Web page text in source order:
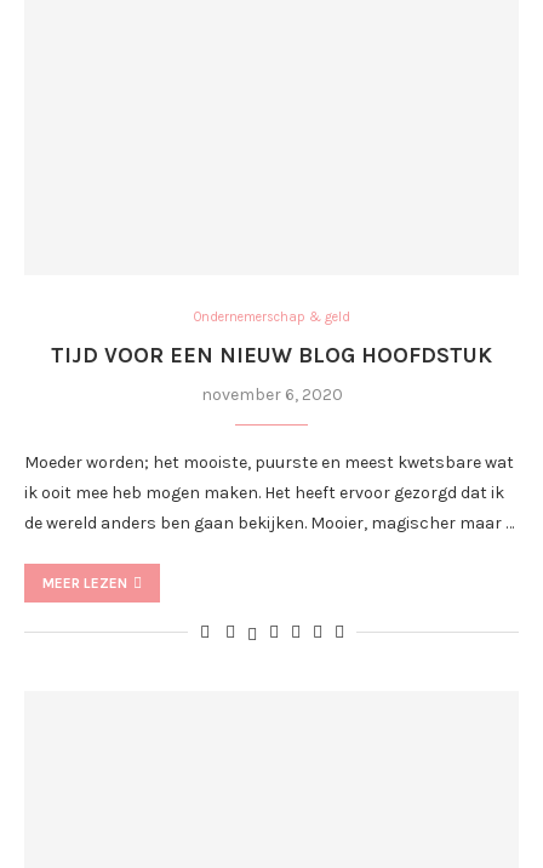
Ondernemerschap & geld
TIJD VOOR EEN NIEUW BLOG HOOFDSTUK
november 6, 2020
Moeder worden; het mooiste, puurste en meest kwetsbare wat
ik ooit mee heb mogen maken. Het heeft ervoor gezorgd dat ik
de wereld anders ben gaan bekijken. Mooier, magischer maar …
MEER LEZEN